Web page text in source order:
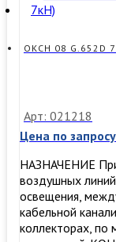
ОКСН 08 G.652D
Арт: 021218
Цена по запросу
НАЗНАЧЕНИЕ
воздушных
освещения,
кабельной
коллекторах, по